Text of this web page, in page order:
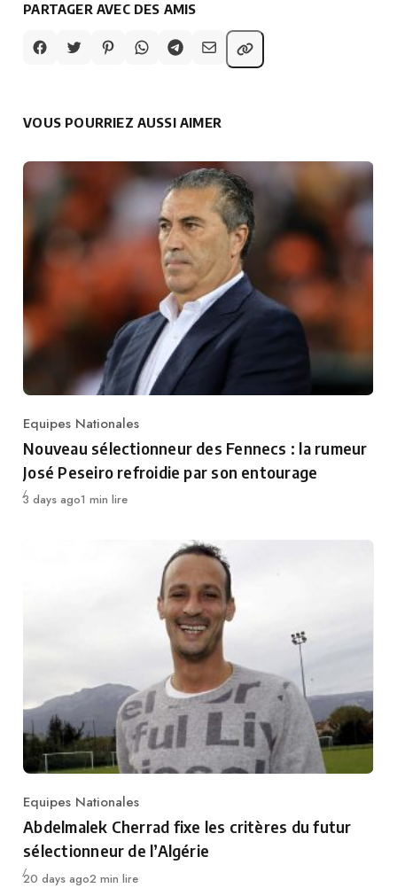
PARTAGER AVEC DES AMIS
VOUS POURRIEZ AUSSI AIMER
Category
Equipes Nationales
Nouveau sélectionneur des Fennecs : la rumeur
José Peseiro refroidie par son entourage
Publié
3 days ago1 min lire
Category
Equipes Nationales
Abdelmalek Cherrad fixe les critères du futur
sélectionneur de l’Algérie
Publié
20 days ago2 min lire